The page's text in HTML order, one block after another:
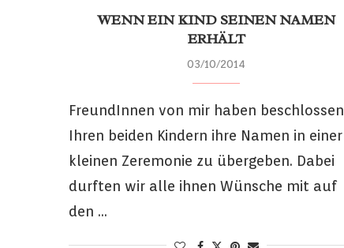
WENN EIN KIND SEINEN NAMEN
ERHÄLT
03/10/2014
FreundInnen von mir haben beschlossen
Ihren beiden Kindern ihre Namen in einer
kleinen Zeremonie zu übergeben. Dabei
durften wir alle ihnen Wünsche mit auf
den …